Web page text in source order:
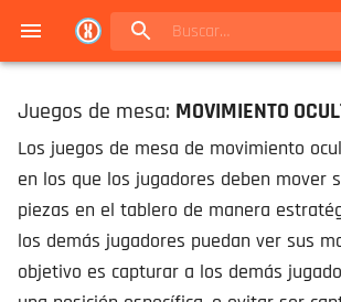
Juegos de mesa: MOVIMIENTO
Los juegos de mesa de movimiento
en los que los jugadores deben mover
piezas en el tablero de manera
los demás jugadores puedan ver sus
objetivo es capturar a los demás
Navigated to Juegos de mesa en Buenos Aires |